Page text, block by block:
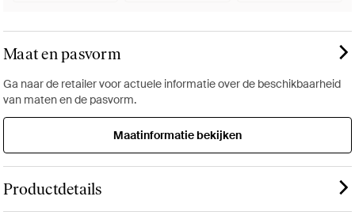
Maat en pasvorm
Ga naar de retailer voor actuele informatie over de beschikbaarheid
van maten en de pasvorm.
Maatinformatie bekijken
Productdetails